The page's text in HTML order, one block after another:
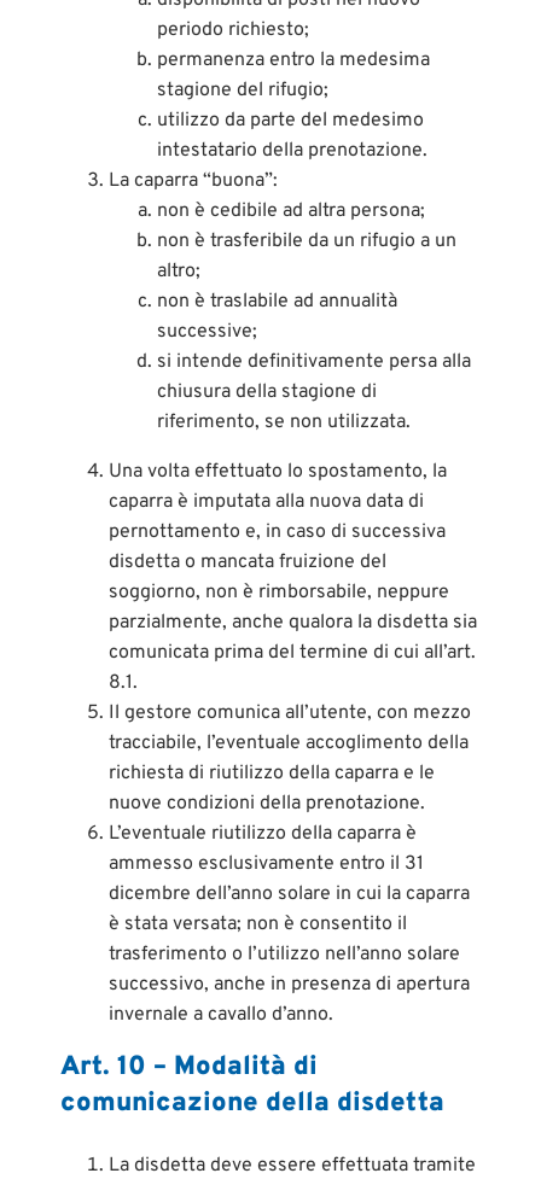
periodo richiesto;
permanenza entro la medesima
stagione del rifugio;
utilizzo da parte del medesimo
intestatario della prenotazione.
La caparra “buona”:
non è cedibile ad altra persona;
non è trasferibile da un rifugio a un
altro;
non è traslabile ad annualità
successive;
si intende definitivamente persa alla
chiusura della stagione di
riferimento, se non utilizzata.
Una volta effettuato lo spostamento, la
caparra è imputata alla nuova data di
pernottamento e, in caso di successiva
disdetta o mancata fruizione del
soggiorno, non è rimborsabile, neppure
parzialmente, anche qualora la disdetta sia
comunicata prima del termine di cui all’art.
8.1.
Il gestore comunica all’utente, con mezzo
tracciabile, l’eventuale accoglimento della
richiesta di riutilizzo della caparra e le
nuove condizioni della prenotazione.
L’eventuale riutilizzo della caparra è
ammesso esclusivamente entro il 31
dicembre dell’anno solare in cui la caparra
è stata versata; non è consentito il
trasferimento o l’utilizzo nell’anno solare
successivo, anche in presenza di apertura
invernale a cavallo d’anno.
Art. 10 – Modalità di
comunicazione della disdetta
La disdetta deve essere effettuata tramite